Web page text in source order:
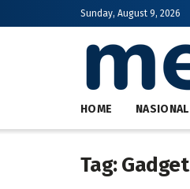
Sunday, August 9, 2026
HOME NASIONAL
Tag:Gadget